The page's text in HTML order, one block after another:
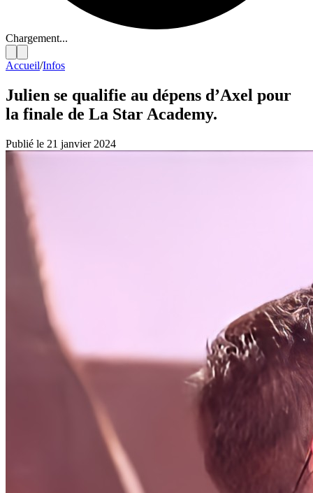
Chargement...
Accueil/Infos
Julien se qualifie au dépens d’Axel pour
la finale de La Star Academy.
Publié le 21 janvier 2024